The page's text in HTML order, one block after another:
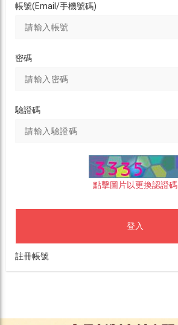
帳號(Email/手機號碼)
密碼
驗證碼
點擊圖片以更換認證碼
登入
註冊帳號